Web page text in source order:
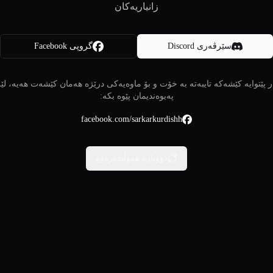
زانیاریەکان
سێرڤەری Discord گروپی Facebook
پێتوایە کێشەکە تایبەتە بە خۆت و بۆ ماوەیەکی درێژە هەمان کێشەت هەیە،
پەیوەندیمان پێوە بکە:
facebook.com/sarkarkurdishh